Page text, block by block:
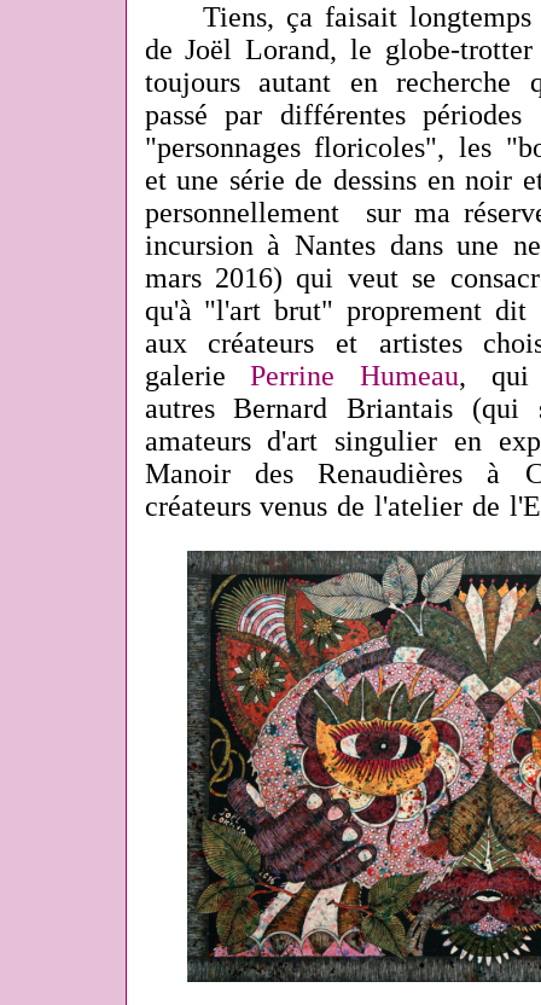
Tiens, ça faisait
de Joël Lorand, le globe-
toujours autant en recherche
passé par différentes
"personnages floricoles", les
et une série de dessins en noir
personnellement sur ma
incursion à Nantes dans une
mars 2016) qui veut se
qu'à "l'art brut" proprement
aux créateurs et artistes
galeriePerrine Humeau, qui
autres Bernard Briantais
(qui
amateurs d'art singulier en
Manoir des Renaudières à
créateurs venus de l'atelier de